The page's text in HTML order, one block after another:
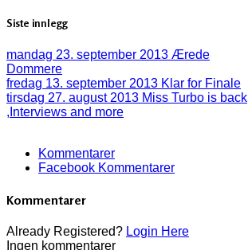
Siste innlegg
mandag 23. september 2013 Ærede
Dommere
fredag 13. september 2013 Klar for Finale
tirsdag 27. august 2013 Miss Turbo is back
,Interviews and more
Kommentarer
Facebook Kommentarer
Kommentarer
Already Registered? Login Here
Ingen kommentarer